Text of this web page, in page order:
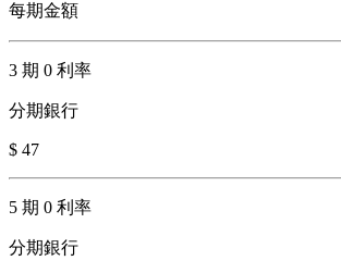
每期金額
3 期 0 利率
分期銀行
$ 47
5 期 0 利率
分期銀行